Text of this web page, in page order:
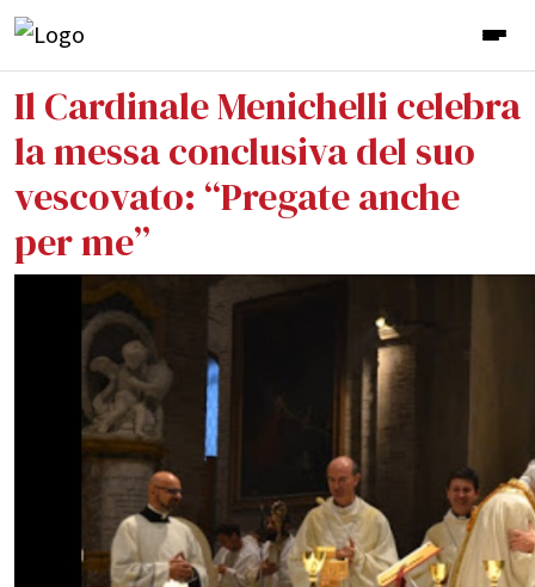
Il Cardinale Menichelli celebra
la messa conclusiva del suo
vescovato: “Pregate anche
per me”